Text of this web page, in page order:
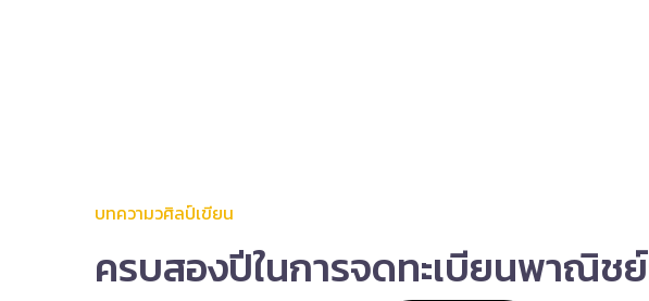
บทความวศิลป์เขียน
ครบสองปีในการจดทะเบียนพาณิช